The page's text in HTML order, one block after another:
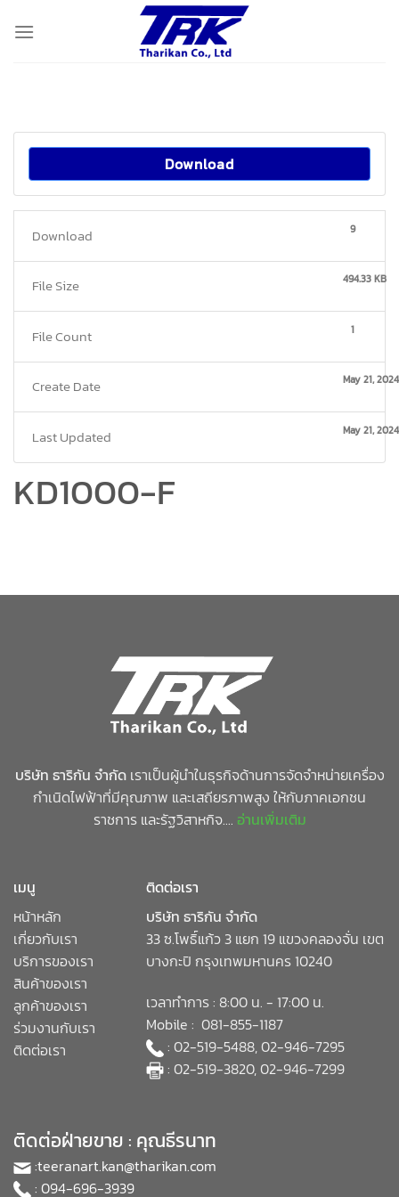
Download
Download 9
File Size 494.33 KB
File Count 1
Create Date May 21, 2024
Last Updated May 21, 2024
KD1000-F
บริษัท ธาริกัน จำกัดเราเป็นผู้นำในธุรกิจด้านการจัดจำหน่ายเครื่อง
กำเนิดไฟฟ้าที่มีคุณภาพ และเสถียรภาพสูง ให้กับภาคเอกชน
ราชการ และรัฐวิสาหกิจ.... อ่านเพิ่มเติม
เมนู
หน้าหลัก
เกี่ยวกับเรา
บริการของเรา
สินค้าของเรา
ลูกค้าของเรา
ร่วมงานกับเรา
ติดต่อเรา
ติดต่อเรา
บริษัท ธาริกัน จำกัด
33 ซ.โพธิ์แก้ว 3 แยก 19 แขวงคลองจั่น เขต
บางกะปิ กรุงเทพมหานคร 10240
เวลาทำการ : 8:00 น. - 17:00 น.
Mobile : 081-855-1187
: 02-519-5488, 02-946-7295
: 02-519-3820, 02-946-7299
ติดต่อฝ่ายขาย : คุณธีรนาท
:teeranart.kan@tharikan.com
: 094-696-3939